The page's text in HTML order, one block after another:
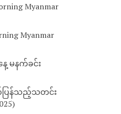
Myanmar
Myanmar
မနက်ခင်း
တ်ပြန်သည့်သတင်း